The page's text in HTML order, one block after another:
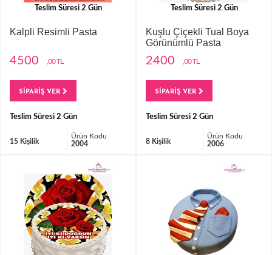
Teslim Süresi 2 Gün
Kalpli Resimli Pasta
4500 ,00 TL
SİPARİŞ VER
Teslim Süresi 2 Gün
15 Kişilik
Ürün Kodu
2004
Teslim Süresi 2 Gün
Kuşlu Çiçekli Tual Boya
Görünümlü Pasta
2400 ,00 TL
SİPARİŞ VER
Teslim Süresi 2 Gün
8 Kişilik
Ürün Kodu
2006